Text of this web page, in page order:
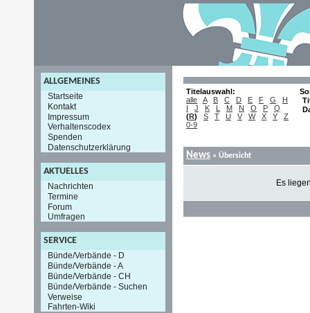
ALLGEMEINES
Startseite
Kontakt
Impressum
Verhaltenscodex
Spenden
Datenschutzerklärung
AKTUELLES
Nachrichten
Termine
Forum
Umfragen
SERVICE
Bünde/Verbände - D
Bünde/Verbände - A
Bünde/Verbände - CH
Bünde/Verbände - Suchen
Verweise
Fahrten-Wiki
Titelauswahl:
alle
A B C D E F G
H
I
J K L M N O P
Q
(R) S T U V W X Y
Z
0-9
News » Übersicht
Es